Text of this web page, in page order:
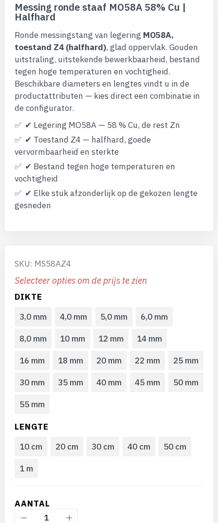
naar
begin
afbeeldingen-
gallerij
Messing ronde staaf MO58A 58% Cu |
Halfhard
Ronde messingstang van legering MO58A,
toestand Z4 (halfhard), glad oppervlak. Gouden
uitstraling, uitstekende bewerkbaarheid, bestand
tegen hoge temperaturen en vochtigheid.
Beschikbare diameters en lengtes vindt u in de
productattributen — kies direct een combinatie in
de configurator.
✔ Legering MO58A — 58 % Cu, de rest Zn
✔ Toestand Z4 — halfhard, goede
vervormbaarheid en sterkte
✔ Bestand tegen hoge temperaturen en
vochtigheid
✔ Elke stuk afzonderlijk op de gekozen lengte
gesneden
SKU: MS58AZ4
Selecteer opties om de prijs te zien
DIKTE
3,0 mm
4,0 mm 5,0 mm 6,0 mm
8,0 mm 10 mm 12 mm 14 mm
16 mm 18 mm 20 mm 22 mm 25 mm
30 mm 35 mm 40 mm 45 mm 50 mm
55 mm
LENGTE
10 cm
20 cm 30 cm 40 cm 50 cm
1 m
AANTAL